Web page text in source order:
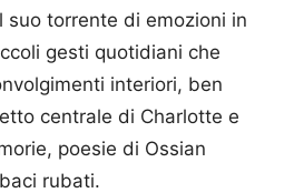
suo torrente di emozioni in
gesti quotidiani che
interiori, ben
centrale di Charlotte e
poesie di Ossian
rubati.